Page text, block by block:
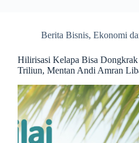
Berita Bisnis, Ekonomi
Hilirisasi Kelapa Bisa
Triliun, Mentan Andi Amran